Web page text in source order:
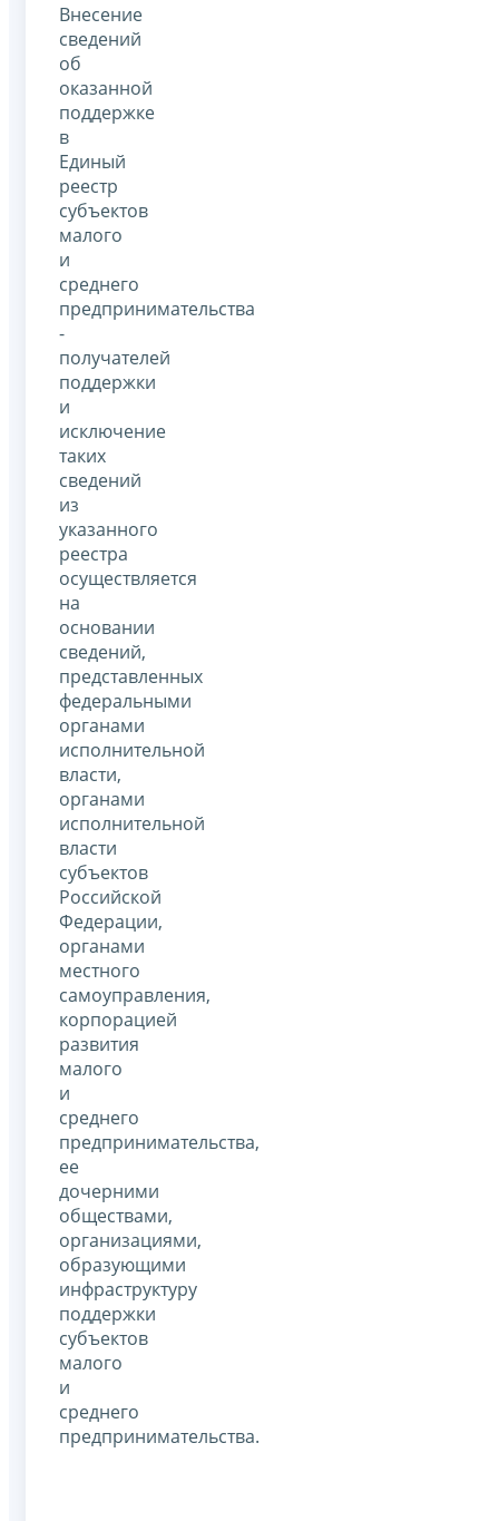
Внесение
сведений
об
оказанной
поддержке
в
Единый
реестр
субъектов
малого
и
среднего
предпринимательства
-
получателей
поддержки
и
исключение
таких
сведений
из
указанного
реестра
осуществляется
на
основании
сведений,
представленных
федеральными
органами
исполнительной
власти,
органами
исполнительной
власти
субъектов
Российской
Федерации,
органами
местного
самоуправления,
корпорацией
развития
малого
и
среднего
предпринимательства,
ее
дочерними
обществами,
организациями,
образующими
инфраструктуру
поддержки
субъектов
малого
и
среднего
предпринимательства.